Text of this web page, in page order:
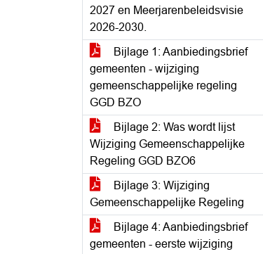
2027 en Meerjarenbeleidsvisie
2026-2030.
Bijlage 1: Aanbiedingsbrief
gemeenten - wijziging
gemeenschappelijke regeling
GGD BZO
Bijlage 2: Was wordt lijst
Wijziging Gemeenschappelijke
Regeling GGD BZO6
Bijlage 3: Wijziging
Gemeenschappelijke Regeling
Bijlage 4: Aanbiedingsbrief
gemeenten - eerste wijziging